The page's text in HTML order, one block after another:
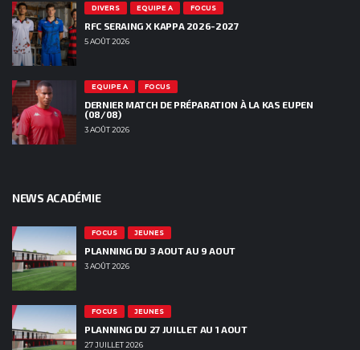
DIVERS EQUIPE A FOCUS
RFC SERAING X KAPPA 2026-2027
5 AOÛT 2026
EQUIPE A FOCUS
DERNIER MATCH DE PRÉPARATION À LA KAS EUPEN
(08/08)
3 AOÛT 2026
NEWS ACADÉMIE
FOCUS JEUNES
PLANNING DU 3 AOUT AU 9 AOUT
3 AOÛT 2026
FOCUS JEUNES
PLANNING DU 27 JUILLET AU 1 AOUT
27 JUILLET 2026